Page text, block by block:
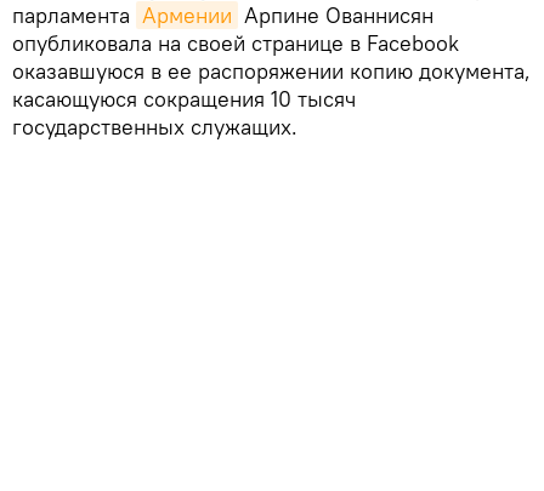
парламента Армении Арпине Ованнисян
опубликовала на своей странице в Facebook
оказавшуюся в ее распоряжении копию документа,
касающуюся сокращения 10 тысяч
государственных служащих.